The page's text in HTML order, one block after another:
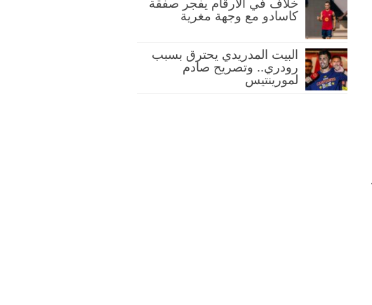
خلاف في الأرقام يفجر صفقة
كاسادو مع وجهة مغرية
البيت المدريدي يحترق بسبب
رودري.. وتصريح صادم
لمورينتيس